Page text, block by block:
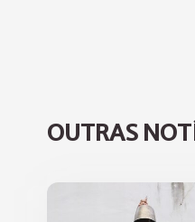
OUTRAS